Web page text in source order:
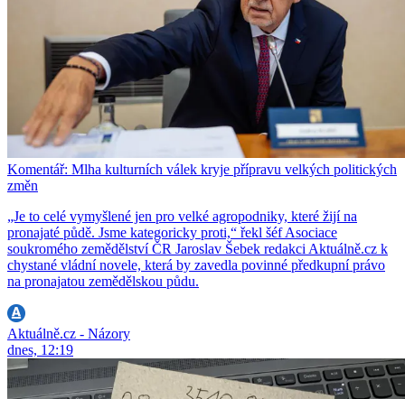
Komentář: Mlha kulturních válek kryje přípravu velkých politických
změn
„Je to celé vymyšlené jen pro velké agropodniky, které žijí na
pronajaté půdě. Jsme kategoricky proti,“ řekl šéf Asociace
soukromého zemědělství ČR Jaroslav Šebek redakci Aktuálně.cz k
chystané vládní novele, která by zavedla povinné předkupní právo
na pronajatou zemědělskou půdu.
Aktuálně.cz - Názory
dnes, 12:19